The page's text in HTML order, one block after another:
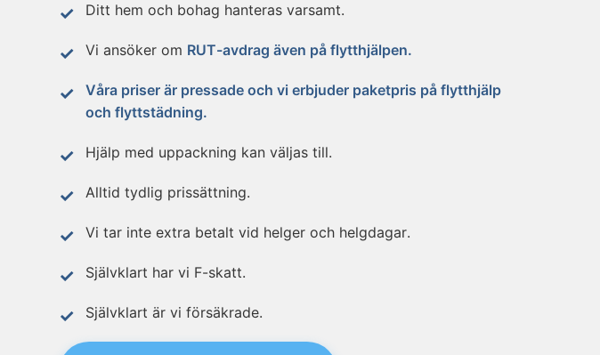
Ditt hem och bohag hanteras varsamt.
Vi ansöker om RUT-avdrag även på flytthjälpen.
Våra priser är pressade och vi erbjuder paketpris på flytthjälp
och flyttstädning.
Hjälp med uppackning kan väljas till.
Alltid tydlig prissättning.
Vi tar inte extra betalt vid helger och helgdagar.
Självklart har vi F-skatt.
Självklart är vi försäkrade.